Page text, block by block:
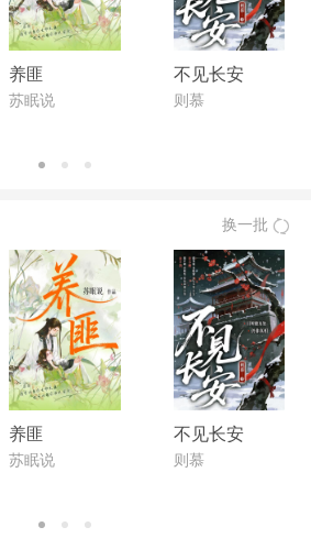
养匪
苏眠说
不见长安
则慕
换一批
养匪
苏眠说
不见长安
则慕